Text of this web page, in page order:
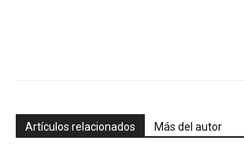
Artículos relacionados Más del autor